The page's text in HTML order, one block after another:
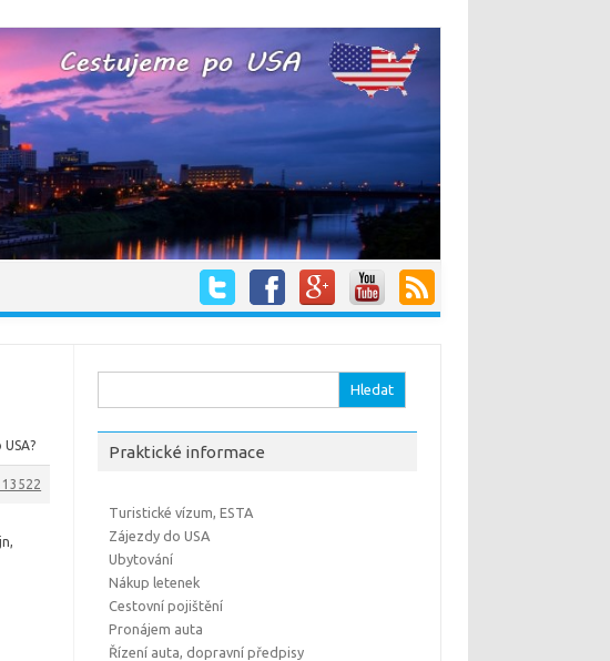
Praktické informace
Turistické vízum, ESTA
Zájezdy do USA
Ubytování
Nákup letenek
Cestovní pojištění
Pronájem auta
Řízení auta, dopravní předpisy